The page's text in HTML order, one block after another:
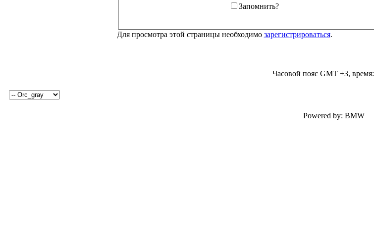
Запомнить?
Для просмотра этой страницы необходимо зарегистрироваться.
Часовой пояс GMT +3, время:
Powered by: BMW